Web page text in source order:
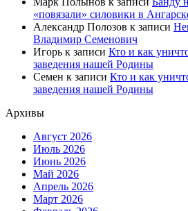
«повязали» силовики в
Александр Полозов к записи
Владимир Семенович
Игорь к записи Кто и как
заведения нашей Родины
Семен к записи Кто и как
заведения нашей Родины
Архивы
Август 2026
Июль 2026
Июнь 2026
Май 2026
Апрель 2026
Март 2026